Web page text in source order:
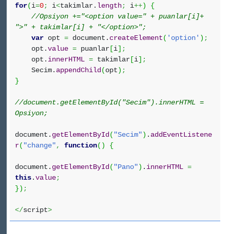
for(i=0; i<takimlar. length; i++)
{
//Opsiyon +="<option value=" + puanlar[i]+
">" + takimlar[i] + "</option>";
var opt = document. createElement( 'option' ) ;
opt.value = puanlar [i] ;
opt. innerHTML = takimlar [i] ;
Secim. appendChild (opt) ;
}
//document.getElementById("Secim").innerHTML =
Opsiyon;
document. getElementById ( "Secim") . addEventListene
r( "change", function( ) {
document. getElementById ( "Pano") . innerHTML =
this.value;
}) ;
</script>